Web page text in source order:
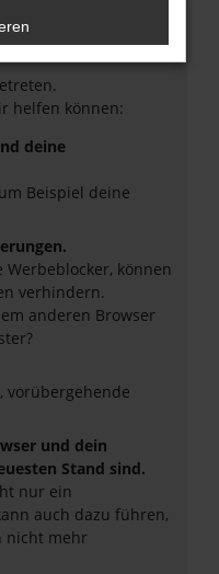
helfen können:
deine
Beispiel deine
können
verhindern.
anderen Browser
vorübergehende
und dein
Stand sind.
nur ein
auch dazu führen,
nicht mehr